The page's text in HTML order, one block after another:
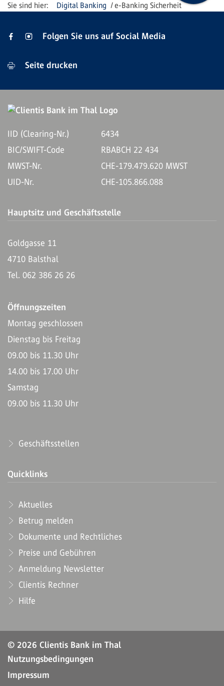
Digital Banking e-Banking Sicherheit
Folgen Sie uns auf Social Media
Seite drucken
IID (Clearing-Nr.)
6434
BIC/SWIFT-Code
RBABCH 22 434
MWST-Nr.
CHE-179.479.620 MWST
UID-Nr.
CHE-105.866.088
Hauptsitz und Geschäftsstelle
Goldgasse 11
4710 Balsthal
Tel. 062 386 26 26
Öffnungszeiten
Montag geschlossen
Dienstag bis Freitag
09.00 bis 11.30 Uhr
14.00 bis 17.00 Uhr
Samstag
09.00 bis 11.30 Uhr
Geschäftsstellen
Quicklinks
Aktuelles
Betrug melden
Dokumente und Rechtliches
Preise und Gebühren
Anmeldung Newsletter
Clientis Rechner
Hilfe
© 2026 Clientis Bank im Thal
Nutzungsbedingungen
Impressum